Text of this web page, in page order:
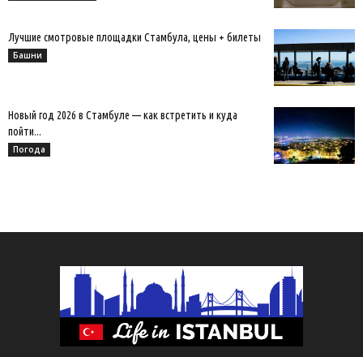
Лучшие смотровые площадки Стамбула, цены + билеты
Башни
Новый год 2026 в Стамбуле — как встретить и куда
пойти...
Погода